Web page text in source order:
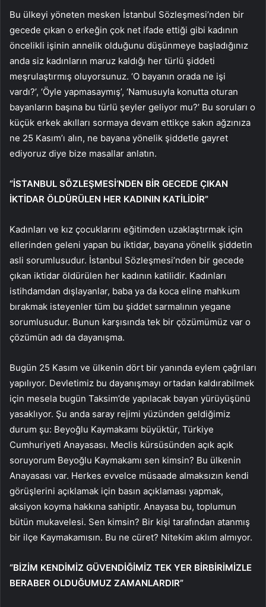
Bu ülkeyi yöneten mesken İstanbul Sözleşmesi’nden bir
gecede çıkan o erkeğin çok net ifade ettiği gibi kadının
öncelikli işinin annelik olduğunu düşünmeye başladığınız
anda siz kadınların maruz kaldığı her türlü şiddeti
meşrulaştırmış oluyorsunuz. ‘O bayanın orada ne işi
vardı?’, ‘Öyle yapmasaymış’, ‘Namusuyla konutta oturan
bayanların başına bu türlü şeyler geliyor mu?’ Bu soruları o
küçük erkek akılları sormaya devam ettikçe sakın ağzınıza
ne 25 Kasım’ı alın, ne bayana yönelik şiddetle gayret
ediyoruz diye bize masallar anlatın.
“İSTANBUL SÖZLEŞMESİ’NDEN BİR GECEDE ÇIKAN
İKTİDAR ÖLDÜRÜLEN HER KADININ KATİLİDİR”
Kadınları ve kız çocuklarını eğitimden uzaklaştırmak için
ellerinden geleni yapan bu iktidar, bayana yönelik şiddetin
asli sorumlusudur. İstanbul Sözleşmesi’nden bir gecede
çıkan iktidar öldürülen her kadının katilidir. Kadınları
istihdamdan dışlayanlar, baba ya da koca eline mahkum
bırakmak isteyenler tüm bu şiddet sarmalının yegane
sorumlusudur. Bunun karşısında tek bir çözümümüz var o
çözümün adı da dayanışma.
Bugün 25 Kasım ve ülkenin dört bir yanında eylem çağrıları
yapılıyor. Devletimiz bu dayanışmayı ortadan kaldırabilmek
için mesela bugün Taksim’de yapılacak bayan yürüyüşünü
yasaklıyor. Şu anda saray rejimi yüzünden geldiğimiz
durum şu: Beyoğlu Kaymakamı büyüktür, Türkiye
Cumhuriyeti Anayasası. Meclis kürsüsünden açık açık
soruyorum Beyoğlu Kaymakamı sen kimsin? Bu ülkenin
Anayasası var. Herkes evvelce müsaade almaksızın kendi
görüşlerini açıklamak için basın açıklaması yapmak,
aksiyon koyma hakkına sahiptir. Anayasa bu, toplumun
bütün mukavelesi. Sen kimsin? Bir kişi tarafından atanmış
bir ilçe Kaymakamısın. Bu ne cüret? Nitekim aklım almıyor.
“BİZİM KENDİMİZ GÜVENDİĞİMİZ TEK YER BİRBİRİMİZLE
BERABER OLDUĞUMUZ ZAMANLARDIR”